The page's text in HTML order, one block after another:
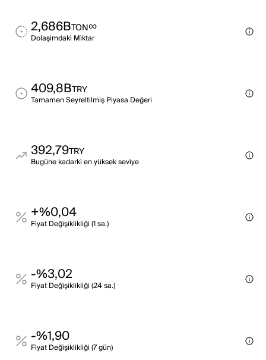
2,686BTON∞
Dolaşimdaki̇ Mi̇ktar
409,8BTRY
Tamamen Seyreltilmiş Piyasa Değeri
392,79TRY
Bugüne kadarki̇ en yüksek sevi̇ye
+%0,04
Fi̇yat Deği̇şi̇kli̇kli̇ği̇ (1 sa.)
-%3,02
Fi̇yat Deği̇şi̇kli̇kli̇ği̇ (24 sa.)
-%1,90
Fi̇yat Deği̇şi̇kli̇kli̇ği̇ (7 gün)